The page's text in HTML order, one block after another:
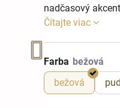
nadčasový
Čítajte viac
Farba
bežová